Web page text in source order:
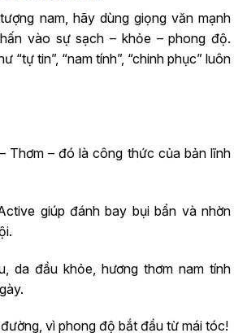
nam, hãy dùng giọng văn mạnh
vào sự sạch – khỏe – phong độ.
“tự tin”, “nam tính”, “chinh phục” luôn
Thơm – đó là công thức của bản lĩnh
giúp đánh bay bụi bẩn và nhờn
da đầu khỏe, hương thơm nam tính
vì phong độ bắt đầu từ mái tóc!